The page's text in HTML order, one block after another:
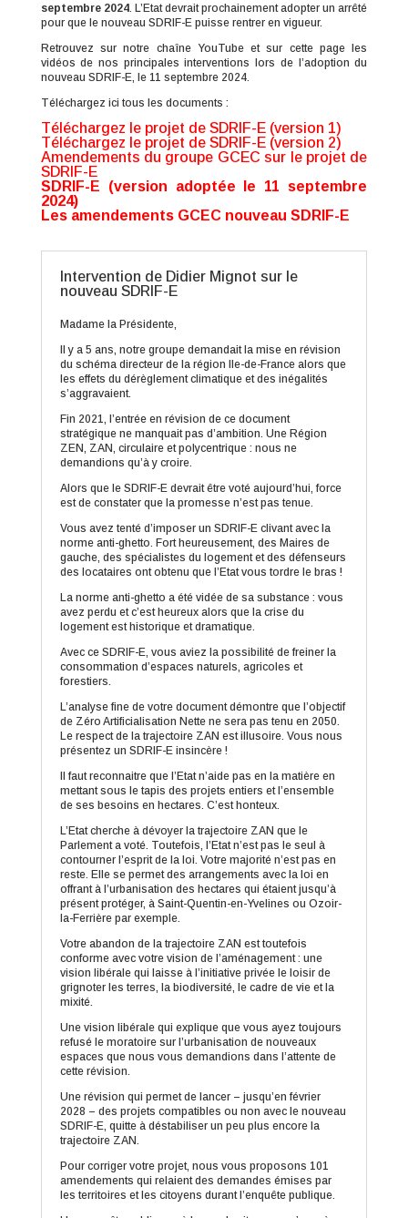
septembre 2024. L’Etat devrait prochainement adopter un arrêté
pour que le nouveau SDRIF-E puisse rentrer en vigueur.
Retrouvez sur notre chaîne YouTube et sur cette page les
vidéos de nos principales interventions lors de l’adoption du
nouveau SDRIF-E, le 11 septembre 2024.
Téléchargez ici tous les documents :
Téléchargez le projet de SDRIF-E (version 1)
Téléchargez le projet de SDRIF-E (version 2)
Amendements du groupe GCEC sur le projet de
SDRIF-E
SDRIF-E (version adoptée le 11 septembre
2024)
Les amendements GCEC nouveau SDRIF-E
Intervention de Didier Mignot sur le
nouveau SDRIF-E
Madame la Présidente,
Il y a 5 ans, notre groupe demandait la mise en révision
du schéma directeur de la région Ile-de-France alors que
les effets du dérèglement climatique et des inégalités
s’aggravaient.
Fin 2021, l’entrée en révision de ce document
stratégique ne manquait pas d’ambition. Une Région
ZEN, ZAN, circulaire et polycentrique : nous ne
demandions qu’à y croire.
Alors que le SDRIF-E devrait être voté aujourd’hui, force
est de constater que la promesse n’est pas tenue.
Vous avez tenté d’imposer un SDRIF-E clivant avec la
norme anti-ghetto. Fort heureusement, des Maires de
gauche, des spécialistes du logement et des défenseurs
des locataires ont obtenu que l’Etat vous tordre le bras !
La norme anti-ghetto a été vidée de sa substance : vous
avez perdu et c’est heureux alors que la crise du
logement est historique et dramatique.
Avec ce SDRIF-E, vous aviez la possibilité de freiner la
consommation d’espaces naturels, agricoles et
forestiers.
L’analyse fine de votre document démontre que l’objectif
de Zéro Artificialisation Nette ne sera pas tenu en 2050.
Le respect de la trajectoire ZAN est illusoire. Vous nous
présentez un SDRIF-E insincère !
Il faut reconnaitre que l’Etat n’aide pas en la matière en
mettant sous le tapis des projets entiers et l’ensemble
de ses besoins en hectares. C’est honteux.
L’Etat cherche à dévoyer la trajectoire ZAN que le
Parlement a voté. Toutefois, l’Etat n’est pas le seul à
contourner l’esprit de la loi. Votre majorité n’est pas en
reste. Elle se permet des arrangements avec la loi en
offrant à l’urbanisation des hectares qui étaient jusqu’à
présent protéger, à Saint-Quentin-en-Yvelines ou Ozoir-
la-Ferrière par exemple.
Votre abandon de la trajectoire ZAN est toutefois
conforme avec votre vision de l’aménagement : une
vision libérale qui laisse à l’initiative privée le loisir de
grignoter les terres, la biodiversité, le cadre de vie et la
mixité.
Une vision libérale qui explique que vous ayez toujours
refusé le moratoire sur l’urbanisation de nouveaux
espaces que nous vous demandions dans l’attente de
cette révision.
Une révision qui permet de lancer – jusqu’en février
2028 – des projets compatibles ou non avec le nouveau
SDRIF-E, quitte à déstabiliser un peu plus encore la
trajectoire ZAN.
Pour corriger votre projet, nous vous proposons 101
amendements qui relaient des demandes émises par
les territoires et les citoyens durant l’enquête publique.